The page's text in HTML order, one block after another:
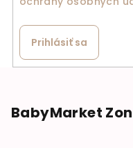
Prihlásiť sa
BabyMarket